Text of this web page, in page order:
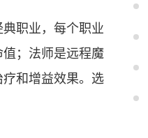
职业，每个职业
；法师是远程魔
和增益效果。选